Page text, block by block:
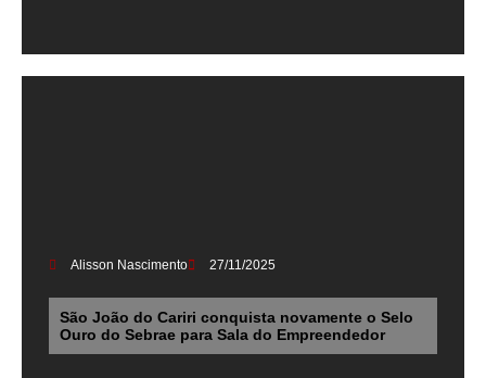
Alisson Nascimento 27/11/2025
São João do Cariri conquista novamente o Selo
Ouro do Sebrae para Sala do Empreendedor